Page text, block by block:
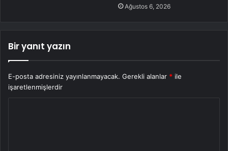
Ağustos 6, 2026
Bir yanıt yazın
E-posta adresiniz yayınlanmayacak. Gerekli alanlar * ile
işaretlenmişlerdir